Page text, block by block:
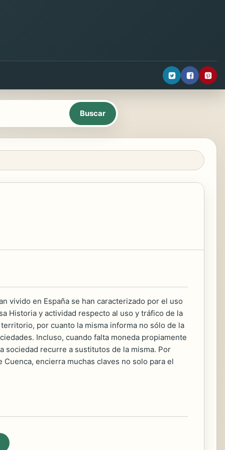
vivido en España se han caracterizado por el uso
Historia y actividad respecto al uso y tráfico de la
por cuanto la misma informa no sólo de la
Incluso, cuando falta moneda propiamente
sociedad recurre a sustitutos de la misma. Por
encierra muchas claves no solo para el